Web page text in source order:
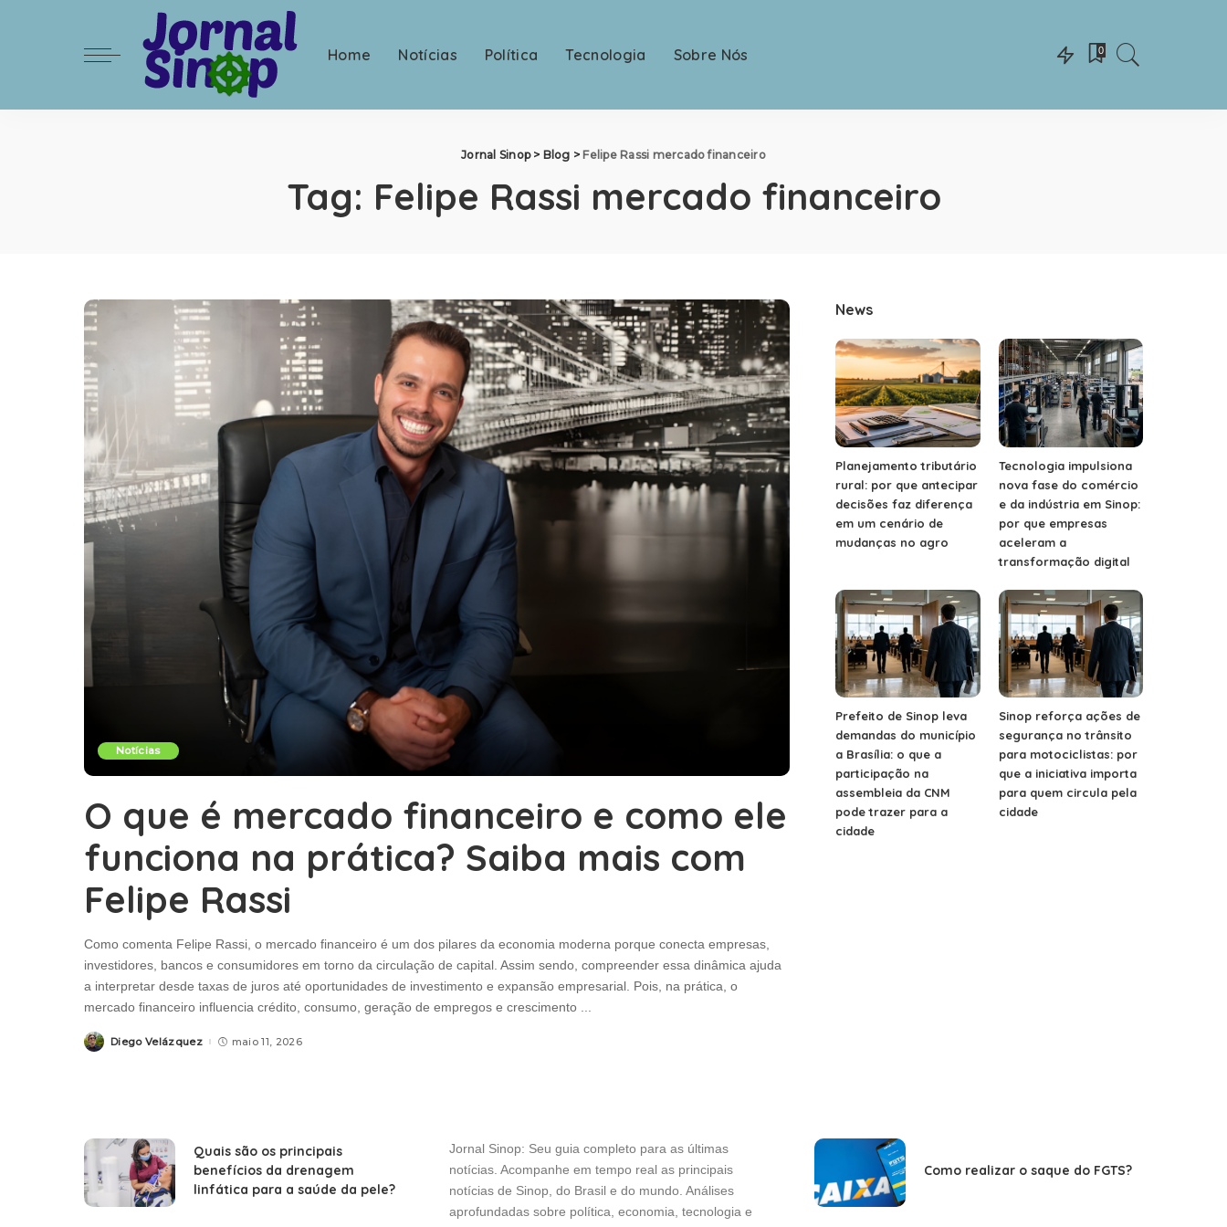
Home Notícias Política Tecnologia Sobre Nós 0
Jornal Sinop> Blog > Felipe Rassi mercado financeiro
Tag: Felipe Rassi mercado financeiro
Notícias
O que é mercado financeiro e como ele
funciona na prática? Saiba mais com
Felipe Rassi
Como comenta Felipe Rassi, o mercado financeiro é um dos pilares da economia moderna porque conecta empresas,
investidores, bancos e consumidores em torno da circulação de capital. Assim sendo, compreender essa dinâmica ajuda
a interpretar desde taxas de juros até oportunidades de investimento e expansão empresarial. Pois, na prática, o
mercado financeiro influencia crédito, consumo, geração de empregos e crescimento ...
Posted
by
Diego Velázquez maio 11, 2026
News
Planejamento tributário
rural: por que antecipar
decisões faz diferença
em um cenário de
mudanças no agro
Tecnologia impulsiona
nova fase do comércio
e da indústria em Sinop:
por que empresas
aceleram a
transformação digital
Prefeito de Sinop leva
demandas do município
a Brasília: o que a
participação na
assembleia da CNM
pode trazer para a
cidade
Sinop reforça ações de
segurança no trânsito
para motociclistas: por
que a iniciativa importa
para quem circula pela
cidade
Quais são os principais
benefícios da drenagem
linfática para a saúde da pele?
Jornal Sinop: Seu guia completo para as últimas
notícias. Acompanhe em tempo real as principais
notícias de Sinop, do Brasil e do mundo. Análises
aprofundadas sobre política, economia, tecnologia e
Como realizar o saque do FGTS?